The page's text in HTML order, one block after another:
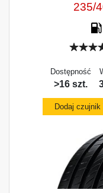
235/
Dostępność
>16 szt.
Dodaj